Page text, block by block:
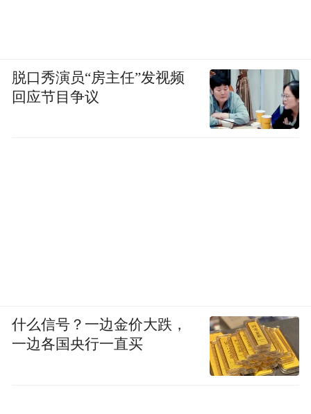
脱口秀演员“房主任”发视频
回应节目争议
什么信号？一边金价大跌，
一边各国央行一直买